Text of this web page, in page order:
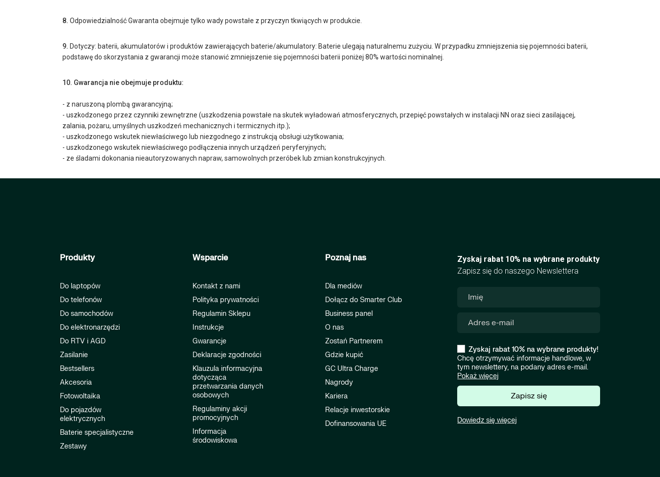
8. Odpowiedzialność Gwaranta obejmuje tylko wady powstałe z przyczyn tkwiących w produkcie.
9. Dotyczy: baterii, akumulatorów i produktów zawierających baterie/akumulatory: Baterie ulegają naturalnemu zużyciu. W przypadku zmniejszenia się pojemności baterii,
podstawę do skorzystania z gwarancji może stanowić zmniejszenie się pojemności baterii poniżej 80% wartości nominalnej.
10. Gwarancja nie obejmuje produktu:
- z naruszoną plombą gwarancyjną;
- uszkodzonego przez czynniki zewnętrzne (uszkodzenia powstałe na skutek wyładowań atmosferycznych, przepięć powstałych w instalacji NN oraz sieci zasilającej,
zalania, pożaru, umyślnych uszkodzeń mechanicznych i termicznych itp.);
- uszkodzonego wskutek niewłaściwego lub niezgodnego z instrukcją obsługi użytkowania;
- uszkodzonego wskutek niewłaściwego podłączenia innych urządzeń peryferyjnych;
- ze śladami dokonania nieautoryzowanych napraw, samowolnych przeróbek lub zmian konstrukcyjnych.
Produkty
Do laptopów
Do telefonów
Do samochodów
Do elektronarzędzi
Do RTV i AGD
Zasilanie
Bestsellers
Akcesoria
Fotowoltaika
Do pojazdów
elektrycznych
Baterie specjalistyczne
Zestawy
Wsparcie
Kontakt z nami
Polityka prywatności
Regulamin Sklepu
Instrukcje
Gwarancje
Deklaracje zgodności
Klauzula informacyjna
dotycząca
przetwarzania danych
osobowych
Regulaminy akcji
promocyjnych
Informacja
środowiskowa
Poznaj nas
Dla mediów
Dołącz do Smarter Club
Business panel
O nas
Zostań Partnerem
Gdzie kupić
GC Ultra Charge
Nagrody
Kariera
Relacje inwestorskie
Dofinansowania UE
Zyskaj rabat 10% na wybrane produkty
Zapisz się do naszego Newslettera
Zyskaj rabat 10% na wybrane produkty!
Chcę otrzymywać informacje handlowe, w
tym newslettery, na podany adres e-mail.
Pokaż więcej
Zapisz się
Dowiedz się więcej